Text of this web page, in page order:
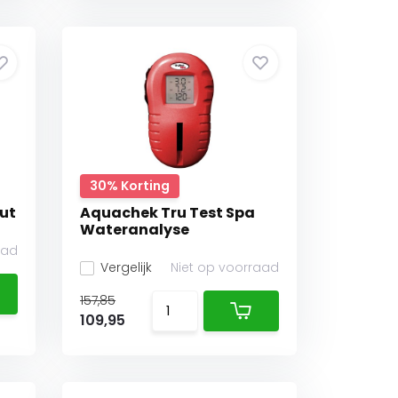
30% Korting
Aquachek Tru Test Spa
Wateranalyse
Vergelijk
Niet op voorraad
157,85
109,95